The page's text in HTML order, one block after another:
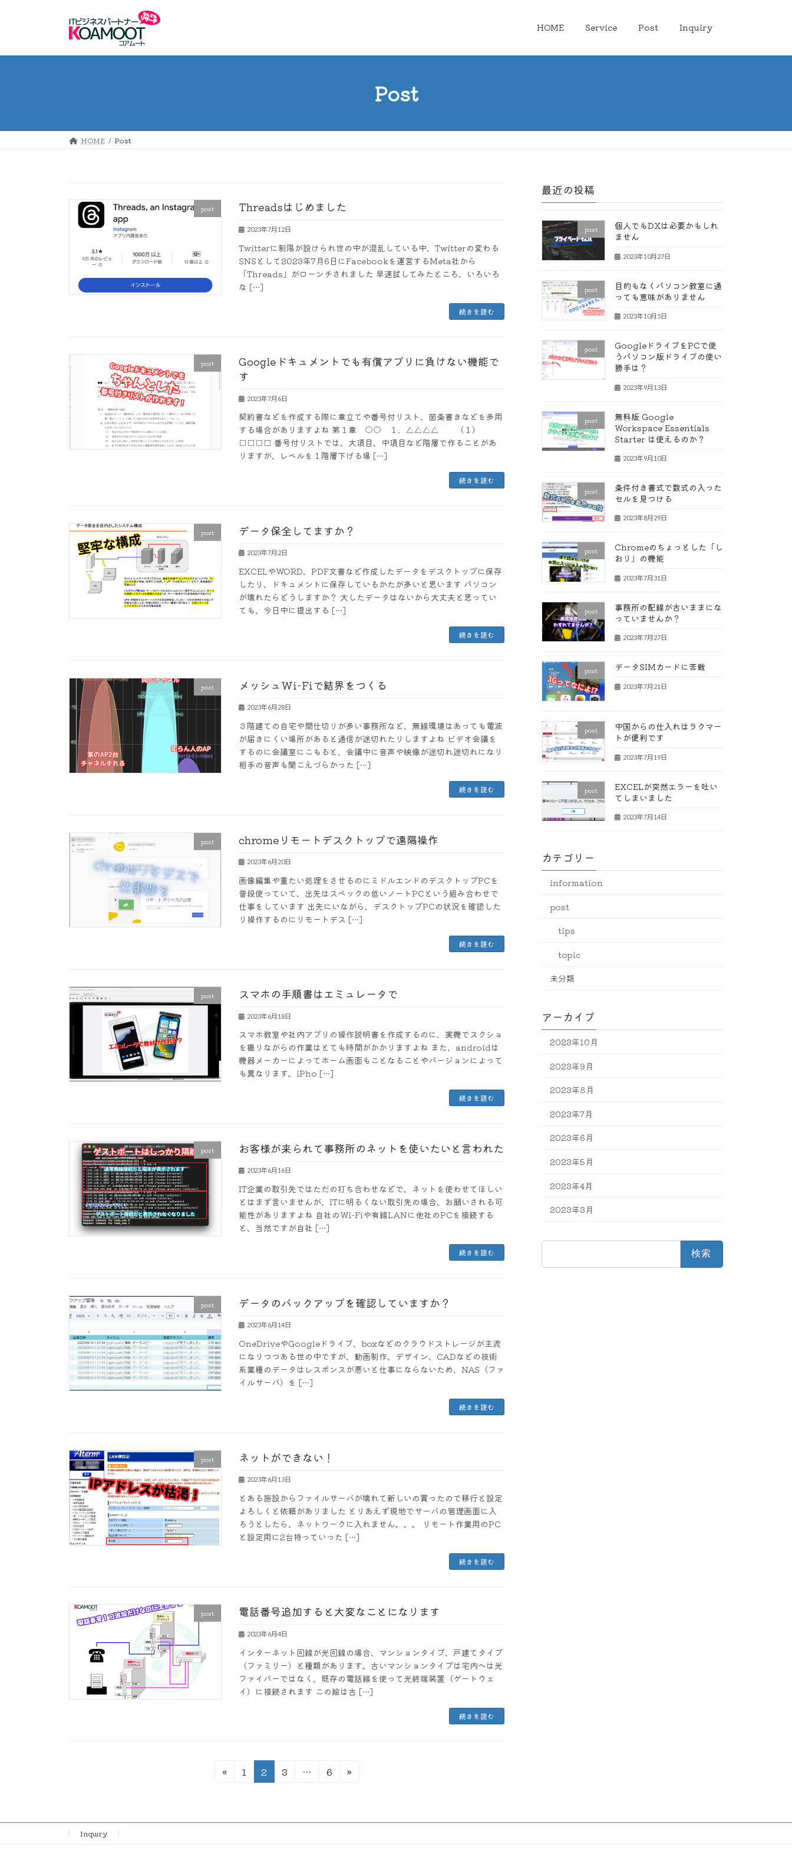
プ
動
HOME Service Post Inquiry
Post
HOME Post
post Threadsはじめました
2023年7月12日
Twitterに制限が設けられ世の中が混乱している中、Twitterの変わる
SNSとして2023年7月6日にFacebookを運営するMeta社から
「Threads」がローンチされました 早速試してみたところ、いろいろ
な […]
続きを読む
post
Googleドキュメントでも有償アプリに負けない機能で
す
2023年7月6日
契約書などを作成する際に章立てや番号付リスト、箇条書きなどを多用
する場合がありますよね 第１章 ○○ １．△△△△ （１）
□□□□ 番号付リストでは、大項目、中項目など階層で作ることがあ
りますが、レベルを１階層下げる場 […]
続きを読む
post データ保全してますか？
2023年7月2日
EXCELやWORD、PDF文書など作成したデータをデスクトップに保存
したり、ドキュメントに保存しているかたが多いと思います パソコン
が壊れたらどうしますか？ 大したデータはないから大丈夫と思ってい
ても、今日中に提出する […]
続きを読む
post メッシュWi-Fiで結界をつくる
2023年6月28日
３階建ての自宅や間仕切りが多い事務所など、無線環境はあっても電波
が届きにくい場所があると通信が途切れたりしますよね ビデオ会議を
するのに会議室にこもると、会議中に音声や映像が途切れ途切れになり
相手の音声も聞こえづらかった […]
続きを読む
post chromeリモートデスクトップで遠隔操作
2023年6月20日
画像編集や重たい処理をさせるのにミドルエンドのデスクトップPCを
普段使っていて、出先はスペックの低いノートPCという組み合わせで
仕事をしています 出先にいながら、デスクトップPCの状況を確認した
り操作するのにリモートデス […]
続きを読む
post スマホの手順書はエミュレータで
2023年6月18日
スマホ教室や社内アプリの操作説明書を作成するのに、実機でスクショ
を撮りながらの作業はとても時間がかかりますよね また、androidは
機器メーカーによってホーム画面もことなることやバージョンによって
も異なります。iPho […]
続きを読む
post お客様が来られて事務所のネットを使いたいと言われた
2023年6月16日
IT企業の取引先ではただの打ち合わせなどで、ネットを使わせてほしい
とはまず言いませんが、ITに明るくない取引先の場合、お願いされる可
能性がありますよね 自社のWi-Fiや有線LANに他社のPCを接続する
と、当然ですが自社 […]
続きを読む
post データのバックアップを確認していますか？
2023年6月14日
OneDriveやGoogleドライブ、boxなどのクラウドストレージが主流
になりつつある世の中ですが、動画制作、デザイン、CADなどの技術
系業種のデータはレスポンスが悪いと仕事にならないため、NAS（ファ
イルサーバ）を […]
続きを読む
post ネットができない！
2023年6月13日
とある施設からファイルサーバが壊れて新しいの買ったので移行と設定
よろしくと依頼がありました とりあえず現地でサーバの管理画面に入
ろうとしたら、ネットワークに入れません。。。 リモート作業用のPC
と設定用に2台持っていった […]
続きを読む
post 電話番号追加すると大変なことになります
2023年6月4日
インターネット回線が光回線の場合、マンションタイプ、戸建てタイプ
（ファミリー）と種類があります。古いマンションタイプは宅内へは光
ファイバーではなく、既存の電話線を使って光終端装置（ゲートウェ
イ）に接続されます この絵は古 […]
続きを読む
の
ペ
«
固
1
固
定
2
固
3 …
固
6 »
最近の投稿
post
個人でもDXは必要かもしれ
ません
2023年10月27日
post
目的もなくパソコン教室に通
っても意味がありません
2023年10月5日
post
GoogleドライブをPCで使
うパソコン版ドライブの使い
勝手は？
2023年9月13日
post
無料版 Google
Workspace Essentials
Starter は使えるのか？
2023年9月10日
post
条件付き書式で数式の入った
セルを見つける
2023年8月29日
post
Chromeのちょっとした「し
おり」の機能
2023年7月31日
post
事務所の配線が古いままにな
っていませんか？
2023年7月27日
post データSIMカードに苦戦
2023年7月21日
post
中国からの仕入れはラクマー
トが便利です
2023年7月19日
post
EXCELが突然エラーを吐い
てしまいました
2023年7月14日
カテゴリー
information
post
tips
topic
未分類
アーカイブ
2023年10月
2023年9月
2023年8月
2023年7月
2023年6月
2023年5月
2023年4月
2023年3月
Inquiry